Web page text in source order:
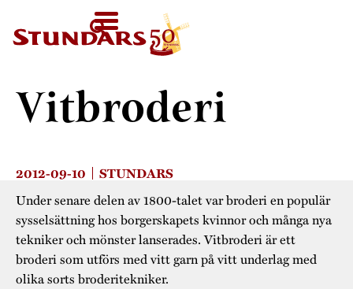
SV
FI
16
VÄLKOMMEN!
HEM
Karta över området
ljudguiden
Utställningar i
museet
FÖR GRUPPER
För barn-, skol- och
daghemsgrupper
Övriga
AKTUELLT
STUNDARS
HEM›SAMLINGAR›VITBRODERI
Vitbroderi
2012-09-10 STUNDARS
Under senare delen av 1800-talet var broderi en populär
sysselsättning hos borgerskapets kvinnor och många nya
tekniker och mönster lanserades. Vitbroderi är ett
broderi som utförs med vitt garn på vitt underlag med
olika sorts broderitekniker.